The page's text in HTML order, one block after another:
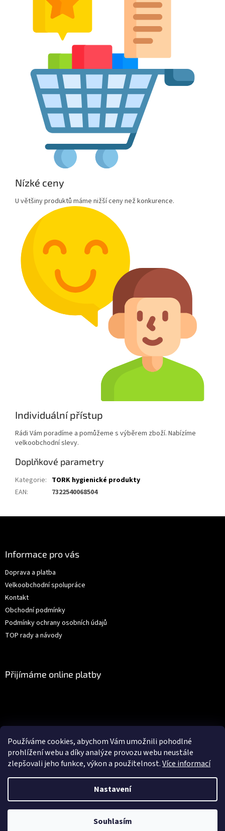
Používáme cookies, abychom Vám umožnili pohodlné
prohlížení webu a díky analýze provozu webu neustále
zlepšovali jeho funkce, výkon a použitelnost.Více informací
Nastavení
Souhlasím
Objednávky vytvořené po 19.12.2025 budou odeslány nejdříve
05.01.2026. Objednávky vytvořené do 19.12.2025 - garance doručení do
Nízké ceny
U většiny produktů máme nižší ceny než konkurence.
Individuální přístup
Rádi Vám poradíme a pomůžeme s výběrem zboží. Nabízíme
velkoobchodní slevy.
Doplňkové parametry
Kategorie: TORK hygienické produkty
EAN: 7322540068504
Informace pro vás
Doprava a platba
Velkoobchodní spolupráce
Kontakt
Obchodní podmínky
Podmínky ochrany osobních údajů
TOP rady a návody
Přijímáme online platby
Facebook
Copyright 2026Gédéčko.cz. Všechna práva vyhrazena.Upravit
nastavení cookies